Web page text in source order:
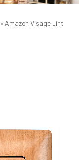
• Amazon Visage Liht